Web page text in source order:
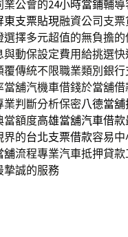
業公會的24小時當鋪輔導
東支票貼現融資公司支
選擇多元超值的無負擔
與動保設定費用給挑選
傳統不限職業類別銀
舖汽機車借錢於當舖借
判斷分析保密八德當舖
當額度高雄當舖汽車借款
界的台北支票借款容易
舖流程專業汽車抵押貸
摯誠的服務